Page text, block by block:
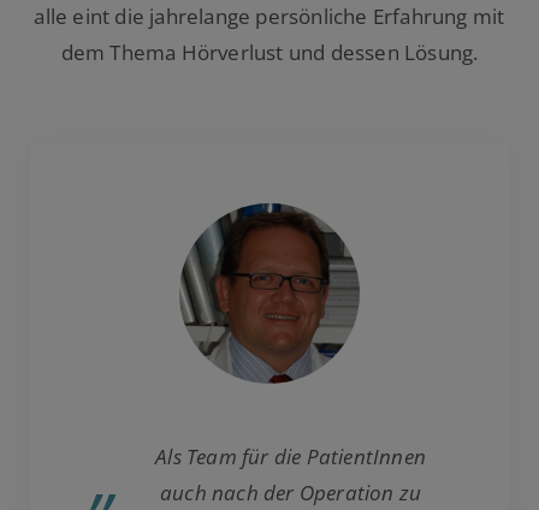
alle eint die jahrelange persönliche Erfahrung mit
dem Thema Hörverlust und dessen Lösung.
„
Als Team für die PatientInnen
auch nach der Operation zu